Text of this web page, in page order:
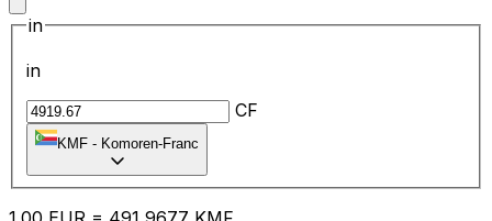
in
in
CF
KMF - Komoren-Franc